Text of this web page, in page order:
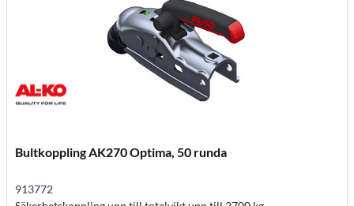
Bultkoppling AK270 Optima, 50 runda
913772